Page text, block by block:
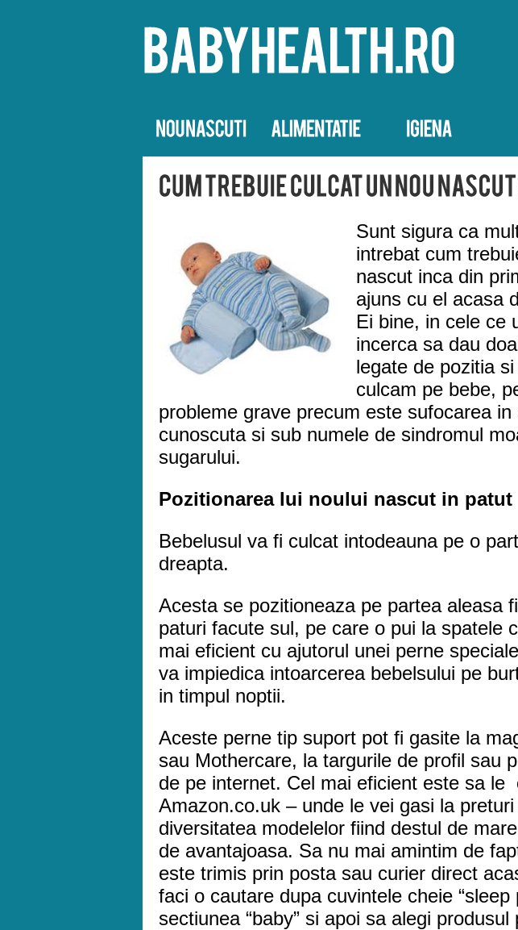
Sunt sigura ca
intrebat cum
nascut inca din
ajuns cu el acasa
Ei bine, in cele ce
incerca sa dau
legate de pozitia
culcam pe bebe,
probleme grave precum este sufocarea in
cunoscuta si sub numele de sindromul
sugarului.
Pozitionarea lui noului nascut in patut
Bebelusul va fi culcat intodeauna pe o
dreapta.
Acesta se pozitioneaza pe partea aleasa
paturi facute sul, pe care o pui la spatele
mai eficient cu ajutorul unei perne
va impiedica intoarcerea bebelsului pe
in timpul noptii.
Aceste perne tip suport pot fi gasite la
sau Mothercare, la targurile de profil sau
de pe internet. Cel mai eficient este sa le
Amazon.co.uk – unde le vei gasi la
diversitatea modelelor fiind destul de
de avantajoasa. Sa nu mai amintim de
este trimis prin posta sau curier direct
faci o cautare dupa cuvintele cheie “sleep
sectiunea “baby” si apoi sa alegi